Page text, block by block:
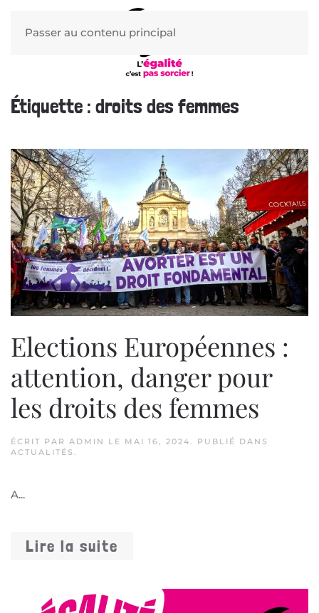
Passer au contenu principal
Étiquette : droits des femmes
Elections Européennes :
attention, danger pour
les droits des femmes
ÉCRIT PAR ADMIN LE MAI 16, 2024. PUBLIÉ DANS
ACTUALITÉS .
A...
Lire la suite